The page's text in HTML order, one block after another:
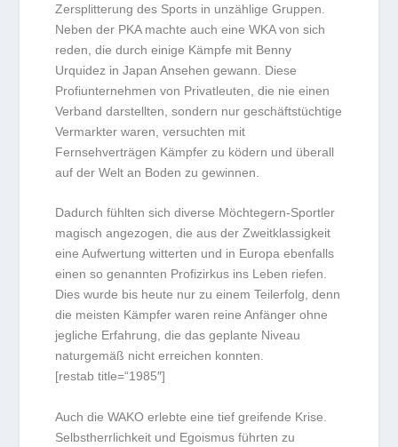
Zersplitterung des Sports in unzählige Gruppen.
Neben der PKA machte auch eine WKA von sich
reden, die durch einige Kämpfe mit Benny
Urquidez in Japan Ansehen gewann. Diese
Profiunternehmen von Privatleuten, die nie einen
Verband darstellten, sondern nur geschäftstüchtige
Vermarkter waren, versuchten mit
Fernsehverträgen Kämpfer zu ködern und überall
auf der Welt an Boden zu gewinnen.
Dadurch fühlten sich diverse Möchtegern-Sportler
magisch angezogen, die aus der Zweitklassigkeit
eine Aufwertung witterten und in Europa ebenfalls
einen so genannten Profizirkus ins Leben riefen.
Dies wurde bis heute nur zu einem Teilerfolg, denn
die meisten Kämpfer waren reine Anfänger ohne
jegliche Erfahrung, die das geplante Niveau
naturgemäß nicht erreichen konnten.
[restab title=“1985″]
Auch die WAKO erlebte eine tief greifende Krise.
Selbstherrlichkeit und Egoismus führten zu